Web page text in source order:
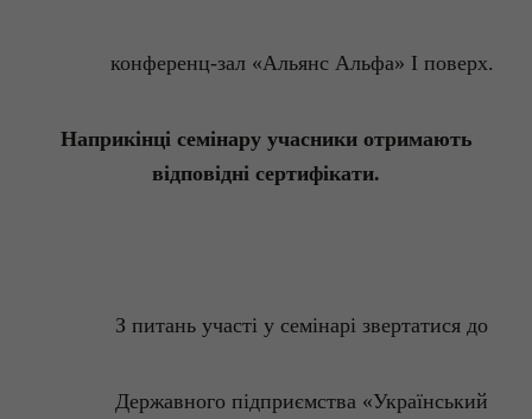
конференц-зал «Альянс Альфа» І поверх.
Наприкінці семінару учасники отримають
відповідні сертифікати.
З питань участі у семінарі звертатися до
Державного підприємства «Український